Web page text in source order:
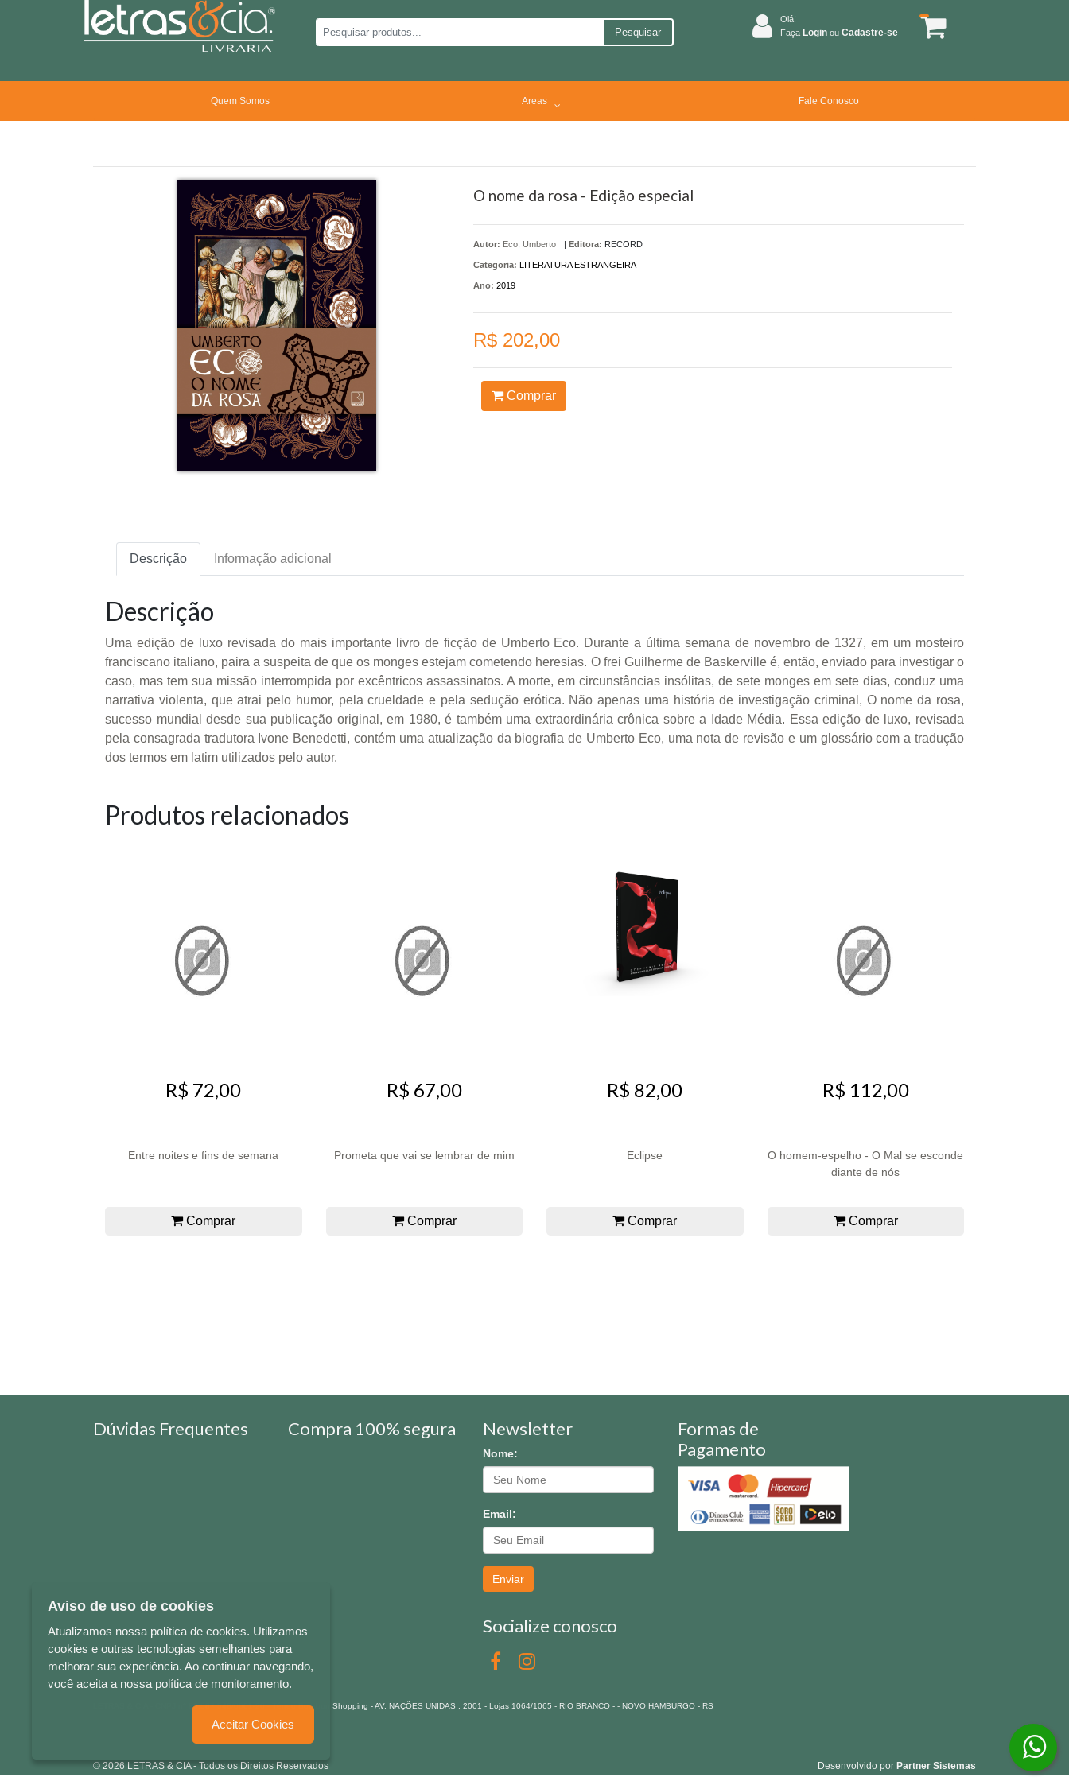
Pesquisar
Olá!
Faça Login ou Cadastre-se
Quem Somos Areas Fale Conosco
O nome da rosa - Edição especial
Autor: Eco, Umberto | Editora: RECORD
Categoria: LITERATURA ESTRANGEIRA
Ano: 2019
R$ 202,00
Comprar
Descrição Informação adicional
Descrição
Uma edição de luxo revisada do mais importante livro de ficção de Umberto Eco. Durante a última semana de novembro de 1327, em um mosteiro
franciscano italiano, paira a suspeita de que os monges estejam cometendo heresias. O frei Guilherme de Baskerville é, então, enviado para investigar o
caso, mas tem sua missão interrompida por excêntricos assassinatos. A morte, em circunstâncias insólitas, de sete monges em sete dias, conduz uma
narrativa violenta, que atrai pelo humor, pela crueldade e pela sedução erótica. Não apenas uma história de investigação criminal, O nome da rosa,
sucesso mundial desde sua publicação original, em 1980, é também uma extraordinária crônica sobre a Idade Média. Essa edição de luxo, revisada
pela consagrada tradutora Ivone Benedetti, contém uma atualização da biografia de Umberto Eco, uma nota de revisão e um glossário com a tradução
dos termos em latim utilizados pelo autor.
Produtos relacionados
R$ 72,00
Entre noites e fins de semana
Comprar
R$ 67,00
Prometa que vai se lembrar de mim
Comprar
R$ 82,00
Eclipse
Comprar
R$ 112,00
O homem-espelho - O Mal se esconde
diante de nós
Comprar
Dúvidas Frequentes Compra 100% segura Newsletter
Nome:
Email:
Enviar
Socialize conosco
Formas de
Pagamento
LETRAS & CIA - CNPJ n° 88.587.548/0001-20 - Térreo Bourbon Shopping - AV. NAÇÕES UNIDAS , 2001 - Lojas 1064/1065 - RIO BRANCO - - NOVO HAMBURGO - RS
© 2026 LETRAS & CIA - Todos os Direitos Reservados Desenvolvido por Partner Sistemas
Aviso de uso de cookies
Atualizamos nossa política de cookies. Utilizamos
cookies e outras tecnologias semelhantes para
melhorar sua experiência. Ao continuar navegando,
você aceita a nossa política de monitoramento.
Aceitar Cookies